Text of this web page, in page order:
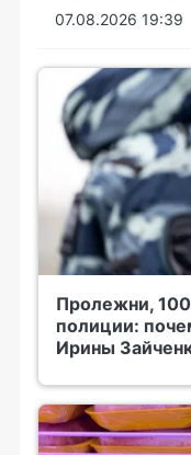
07.08.2026 19:39
Пролежни,
полиции:
Ирины